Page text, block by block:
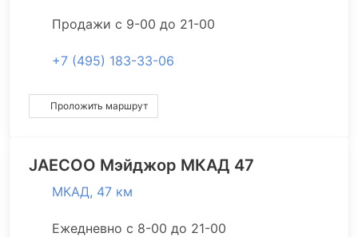
Продажи с 9-00 до 21-00
+7 (495) 183-33-06
Проложить маршрут
JAECOO Мэйджор МКАД 47
МКАД, 47 км
Ежедневно с 8-00 до 21-00